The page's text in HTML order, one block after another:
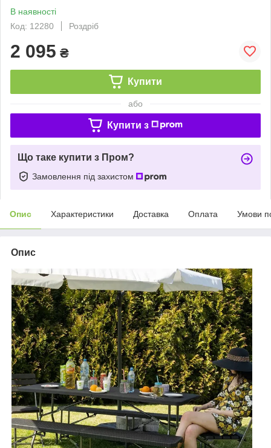
В наявності
Код: 12280
Роздріб
2 095 ₴
Купити
або
Купити з
Що таке купити з Пром?
Замовлення під захистом
Опис Характеристики Доставка Оплата Умови
Опис